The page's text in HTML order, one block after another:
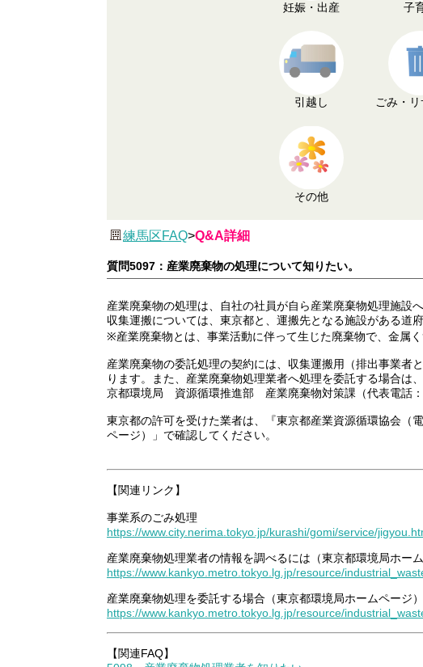
妊娠・出産 子
引越し ごみ・
その他
練馬区FAQ>Q&A詳細
質問5097：産業廃棄物の処理について知りたい。
産業廃棄物の処理は、自社の社員が自ら産業廃棄物処理施設
収集運搬については、東京都と、運搬先となる施設がある道
※産業廃棄物とは、事業活動に伴って生じた廃棄物で、金属
産業廃棄物の委託処理の契約には、収集運搬用（排出事業者
ります。また、産業廃棄物処理業者へ処理を委託する場合
京都環境局 資源循環推進部 産業廃棄物対策課（代表電話：
東京都の許可を受けた業者は、『東京都産業資源循環協会（
ページ）」で確認してください。
【関連リンク】
事業系のごみ処理
https://www.city.nerima.tokyo.jp/kurashi/gomi/service/
産業廃棄物処理業者の情報を調べるには（東京都環境局ホーム
https://www.kankyo.metro.tokyo.lg.jp/resource/
産業廃棄物処理を委託する場合（東京都環境局ホームページ）
https://www.kankyo.metro.tokyo.lg.jp/resource/
【関連FAQ】